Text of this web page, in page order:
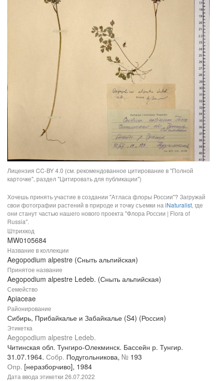
Лицензия CC-BY 4.0 (см. рекомендованное цитирование в "Полной
карточке", раздел "Цитировать для публикации")
Хочешь принять участие в создании "Атласа флоры России"? Загружай
свои фотографии растений в природе и точку съемки на iNaturalist, где
они станут частью нашего нового проекта "Флора России | Flora of
Russia".
Штрихкод
MW0105684
Название в коллекции
Aegopodium alpestre (Сныть альпийская)
Принятое название
Aegopodium alpestre Ledeb. (Сныть альпийская)
Семейство
Apiaceae
Районирование
Сибирь, Прибайкалье и Забайкалье (S4) (Россия)
Этикетка
Aegopodium alpestre Ledeb.
Читинская обл. Тунгиро-Олекминск. Бассейн р. Тунгир.
31.07.1964. Собр. Подугольникова, № 193
Опр. [неразборчиво], 1984
Дата ввода этикетки 26.07.2022